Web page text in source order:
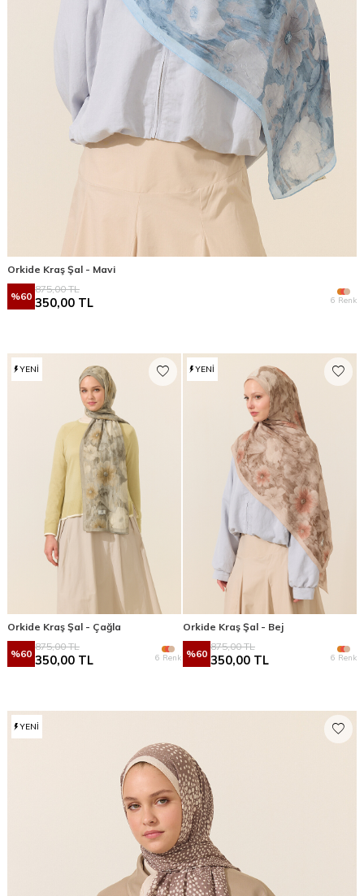
Orkide Kraş Şal - Mavi
%60
875,00TL
350,00 TL 6 Renk
YENI
Orkide Kraş Şal - Çağla
%60
875,00TL
350,00 TL 6 Renk
YENI
Orkide Kraş Şal - Bej
%60
875,00TL
350,00 TL 6 Renk
YENI